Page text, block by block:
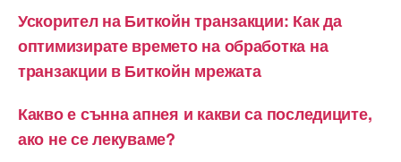
Ускорител на Биткойн транзакции: Как да
оптимизирате времето на обработка на
транзакции в Биткойн мрежата
Какво е сънна апнея и какви са последиците,
ако не се лекуваме?